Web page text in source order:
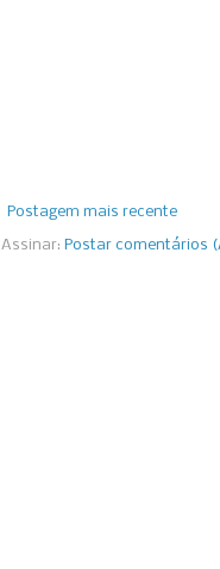
Postagem mais recente
Assinar: Postar comentários